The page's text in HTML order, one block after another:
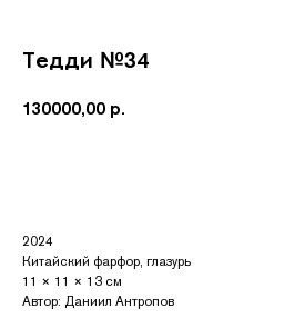
Тедди №34
130000,00 р.
2024
Китайский фарфор, глазурь
11 × 11 × 13 см
Автор: Даниил Антропов